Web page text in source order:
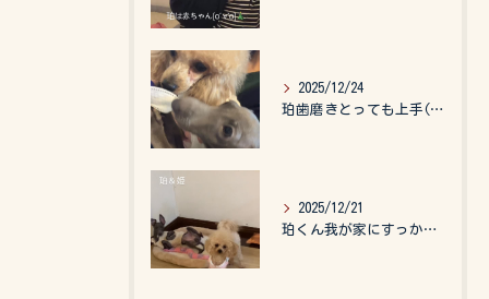
2025/12/24
珀歯磨きとっても上手(о´∀`о)
2025/12/21
珀くん我が家にすっかりなれて、キッズのお世話もしてくれて、今...